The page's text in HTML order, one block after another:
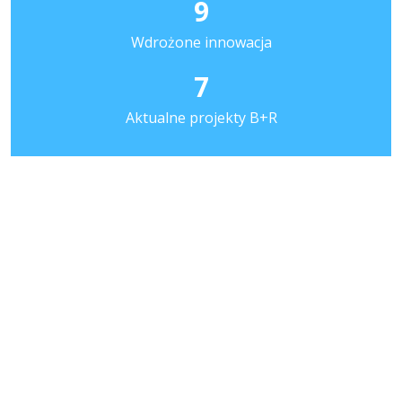
9
Wdrożone innowacja
7
Aktualne projekty B+R